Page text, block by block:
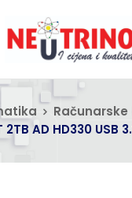
2TB AD HD330 USB